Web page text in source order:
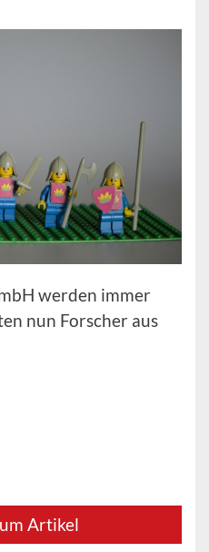
werden immer
nun Forscher aus
Artikel